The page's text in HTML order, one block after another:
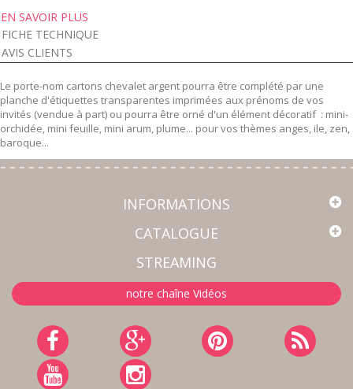
EN SAVOIR PLUS
FICHE TECHNIQUE
AVIS CLIENTS
Le porte-nom cartons chevalet argent pourra être complété par une
planche d'étiquettes transparentes imprimées aux prénoms de vos
invités (vendue à part) ou pourra être orné d'un élément décoratif : mini-
orchidée, mini feuille, mini arum, plume... pour vos thèmes anges, ile, zen,
baroque...
INFORMATIONS
CATALOGUE
STREAMING
notre chaîne Vidéos